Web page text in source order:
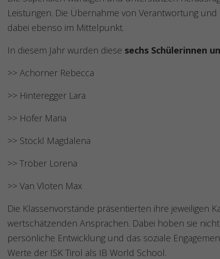
Leistungen. Die Übernahme von Verantwortung
dabei ebenso im Mittelpunkt.
In diesem Jahr wurden diese sechs Schülerinnen
>> Achorner Rebecca
>> Hinteregger Lara
>> Hofer Maria
>> Stöckl Magdalena
>> Tröber Lorena
>> Van Vloten Max
Die Klassenvorstände präsentierten ihre jeweiligen
wertschätzenden Ansprachen. Dabei hoben sie
persönliche Entwicklung und das soziale
Werte der ISK Tirol als IB World School.